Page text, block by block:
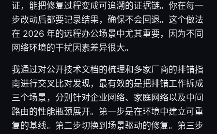
证，能把修复过程变成可追溯的证据链。你在每一
步改动后都要记录结果，确保不会回退。这个做法
在 2026 年的远程办公场景中尤其重要，因为不同
网络环境的干扰因素差异很大。
我通过对公开技术文档的梳理和多家厂商的排错指
南进行交叉比对发现，最有效的是把排错工作拆成
三个场景，分别针对企业网络、家庭网络以及中间
路由的性能瓶颈展开。第一步是在环境中建立可重
复的基线。第二步切换到场景驱动的修复。第三步